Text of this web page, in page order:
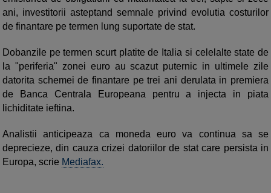
ani, investitorii asteptand semnale privind evolutia costurilor
de finantare pe termen lung suportate de stat.
Dobanzile pe termen scurt platite de Italia si celelalte state de
la "periferia" zonei euro au scazut puternic in ultimele zile
datorita schemei de finantare pe trei ani derulata in premiera
de Banca Centrala Europeana pentru a injecta in piata
lichiditate ieftina.
Analistii anticipeaza ca moneda euro va continua sa se
deprecieze, din cauza crizei datoriilor de stat care persista in
Europa, scrie Mediafax.